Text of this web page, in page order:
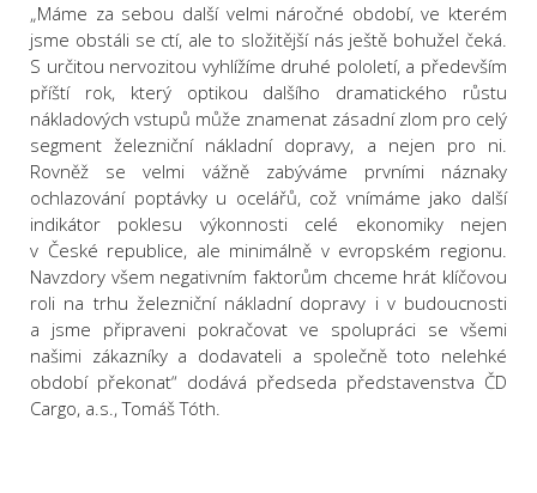
„Máme za sebou další velmi náročné období, ve kterém
jsme obstáli se ctí, ale to složitější nás ještě bohužel čeká.
S určitou nervozitou vyhlížíme druhé pololetí, a především
příští rok, který optikou dalšího dramatického růstu
nákladových vstupů může znamenat zásadní zlom pro celý
segment železniční nákladní dopravy, a nejen pro ni.
Rovněž se velmi vážně zabýváme prvními náznaky
ochlazování poptávky u ocelářů, což vnímáme jako další
indikátor poklesu výkonnosti celé ekonomiky nejen
v České republice, ale minimálně v evropském regionu.
Navzdory všem negativním faktorům chceme hrát klíčovou
roli na trhu železniční nákladní dopravy i v budoucnosti
a jsme připraveni pokračovat ve spolupráci se všemi
našimi zákazníky a dodavateli a společně toto nelehké
období překonat“ dodává předseda představenstva ČD
Cargo, a.s., Tomáš Tóth.